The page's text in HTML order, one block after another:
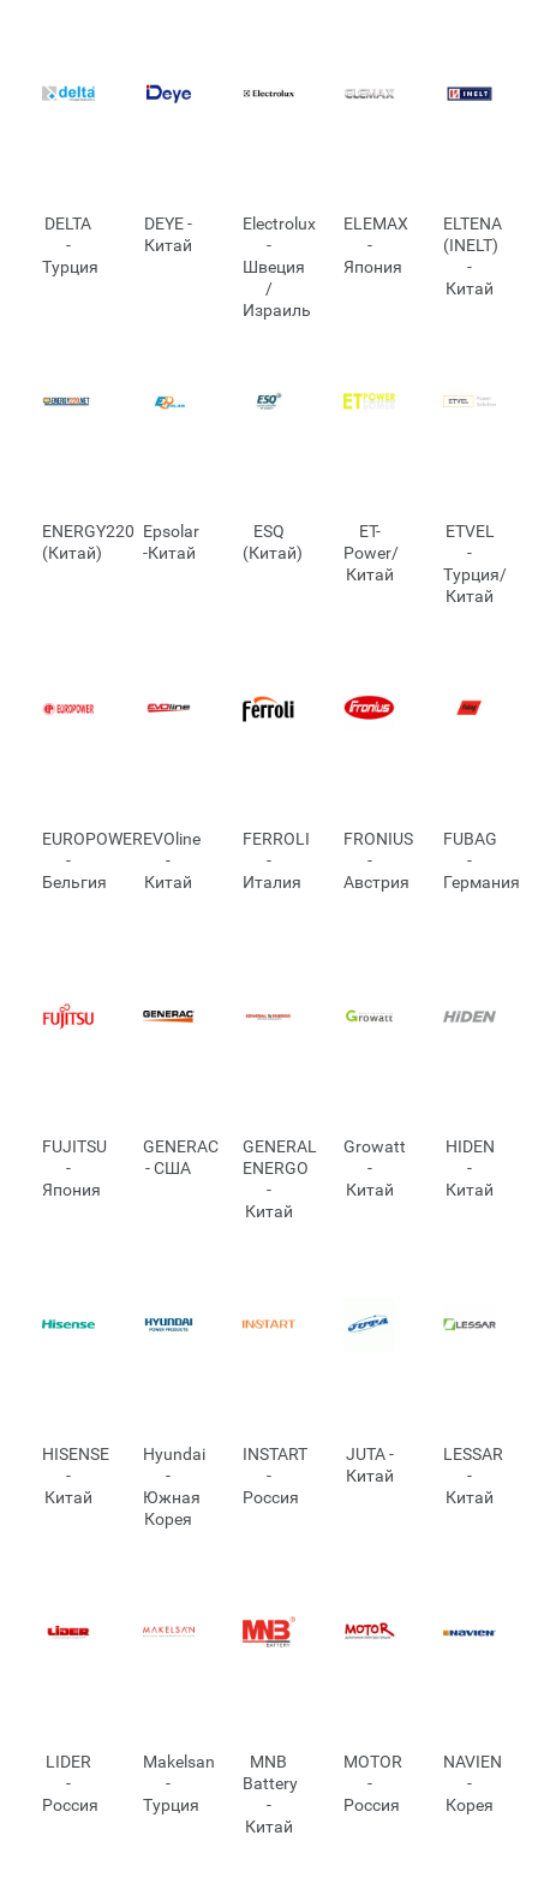
DELTA
-
Турция
DEYE -
Китай
Electrolux
-
Швеция
/
Израиль
ELEMAX
-
Япония
ELTENA
(INELT)
-
Китай
ENERGY220
(Китай)
Epsolar
-Китай
ESQ
(Китай)
ET-
Power/
Китай
ETVEL
-
Турция/
Китай
EUROPOWER
-
Бельгия
EVOline
-
Китай
FERROLI
-
Италия
FRONIUS
-
Австрия
FUBAG
-
Германия
FUJITSU
-
Япония
GENERAC
- США
GENERAL
ENERGO
-
Китай
Growatt
-
Китай
HIDEN
-
Китай
HISENSE
-
Китай
Hyundai
-
Южная
Корея
INSTART
-
Россия
JUTA -
Китай
LESSAR
-
Китай
LIDER
-
Россия
Makelsan
-
Турция
MNB
Battery
-
Китай
MOTOR
-
Россия
NAVIEN
-
Корея